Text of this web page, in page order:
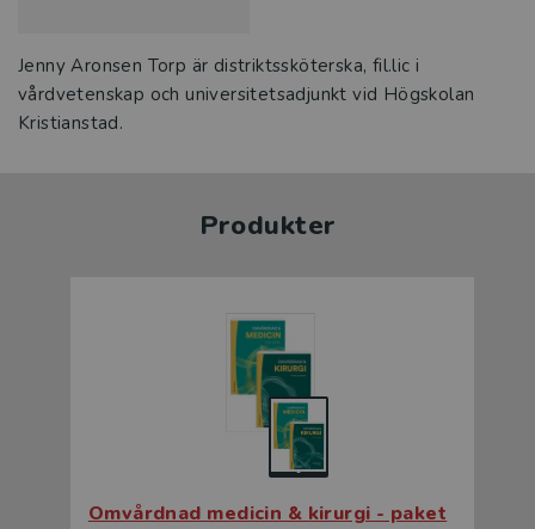
Jenny Aronsen Torp är distriktssköterska, fil.lic i
vårdvetenskap och universitetsadjunkt vid Högskolan
Kristianstad.
Produkter
Omvårdnad medicin & kirurgi - paket